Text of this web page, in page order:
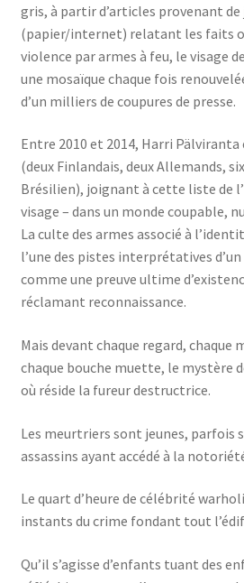
gris, à partir d’articles provenant de
(papier/internet) relatant les faits
violence par armes à feu, le visage
une mosaïque chaque fois
d’un milliers de coupures de presse.
Entre 2010 et 2014, Harri Pälviranta
(deux Finlandais, deux Allemands,
Brésilien), joignant à cette liste de
visage – dans un monde coupable,
La culte des armes associé à
l’une des pistes interprétatives d’un
comme une preuve ultime
réclamant reconnaissance.
Mais devant chaque regard, chaque
chaque bouche muette, le mystère
où réside la fureur destructrice.
Les meurtriers sont jeunes, parfois
assassins ayant accédé à la
Le quart d’heure de célébrité
instants du crime fondant tout
Qu’il s’agisse d’enfants tuant des